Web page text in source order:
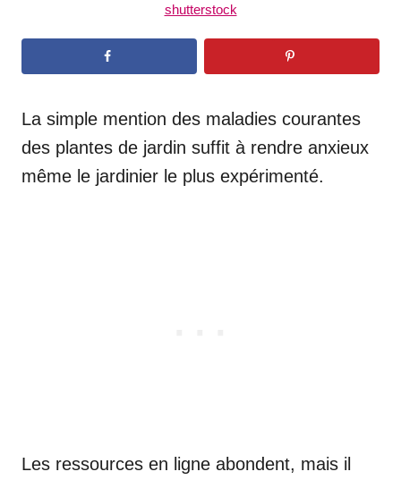
shutterstock
La simple mention des maladies courantes
des plantes de jardin suffit à rendre anxieux
même le jardinier le plus expérimenté.
Les ressources en ligne abondent, mais il